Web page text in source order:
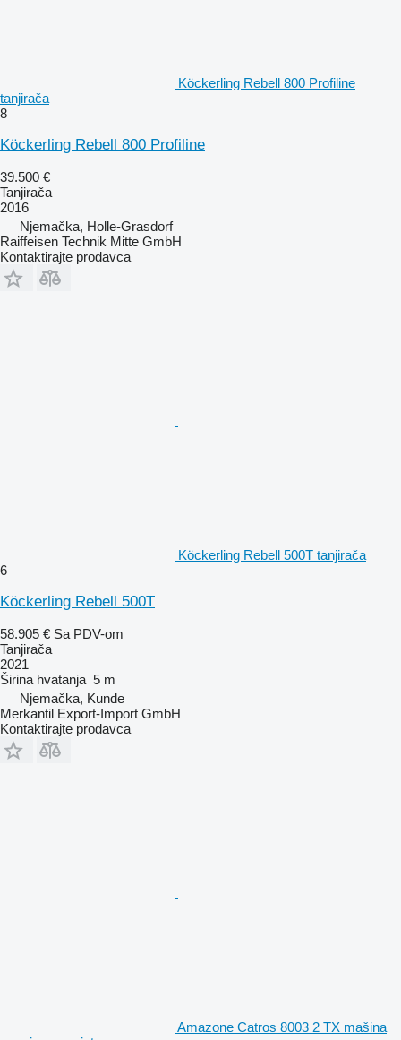
Köckerling Rebell 800 Profiline
tanjirača
8
Köckerling Rebell 800 Profiline
39.500 €
Tanjirača
2016
Njemačka, Holle-Grasdorf
Raiffeisen Technik Mitte GmbH
Kontaktirajte prodavca
Köckerling Rebell 500T tanjirača
6
Köckerling Rebell 500T
58.905 € Sa PDV-om
Tanjirača
2021
Širina hvatanja 5 m
Njemačka, Kunde
Merkantil Export-Import GmbH
Kontaktirajte prodavca
Amazone Catros 8003 2 TX mašina